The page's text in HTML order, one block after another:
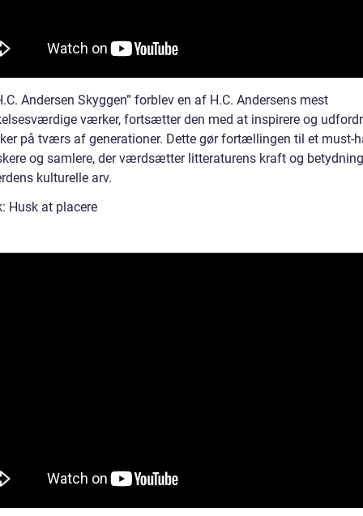
Andersen Skyggen” forblev en af H.C. Andersens mest
værker, fortsætter den med at inspirere og
på tværs af generationer. Dette gør fortællingen til et must-
og samlere, der værdsætter litteraturens kraft og
kulturelle arv.
Husk at placere